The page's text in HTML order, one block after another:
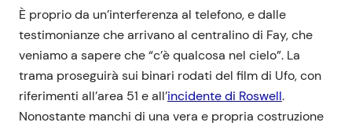
È proprio da un’interferenza al telefono, e dalle
testimonianze che arrivano al centralino di Fay, che
veniamo a sapere che “c’è qualcosa nel cielo”. La
trama proseguirà sui binari rodati del film di Ufo, con
riferimenti all’area 51 e all’incidente di Roswell.
Nonostante manchi di una vera e propria costruzione